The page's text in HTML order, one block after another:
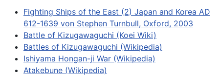
Fighting Ships of the East (2) Japan and Korea AD
612-1639 von Stephen Turnbull, Oxford, 2003
Battle of Kizugawaguchi (Koei Wiki)
Battles of Kizugawaguchi (Wikipedia)
Ishiyama Hongan-ji War (Wikipedia)
Atakebune (Wikipedia)